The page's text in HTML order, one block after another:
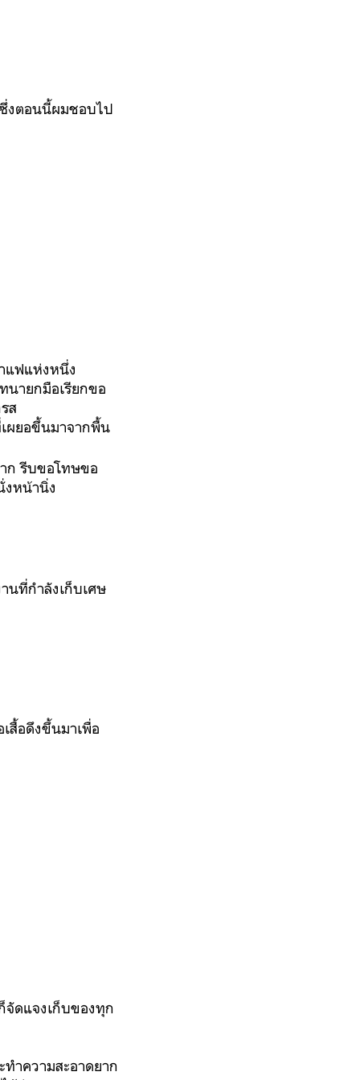
งตอนนี้ผมชอบไป
แฟแห่งหนึ่ง
นายกมือเรียกขอ
ส
ผยอขึ้นมาจากพื้น
ก รีบขอโทษขอ
หน้านิ่ง
นที่กำลังเก็บเศษ
สื้อดึงขึ้นมาเพื่อ
จัดแจงเก็บของทุก
ำความสะอาดยาก